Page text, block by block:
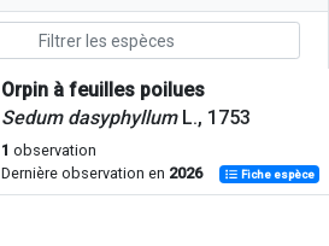
Orpin à feuilles poilues
Sedum dasyphyllumL., 1753
1 observation
Dernière observation en 2026 Fiche espèce